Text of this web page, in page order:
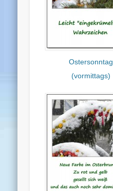
Ostersonntag
(vormittags)